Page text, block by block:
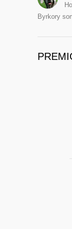
Byrkory